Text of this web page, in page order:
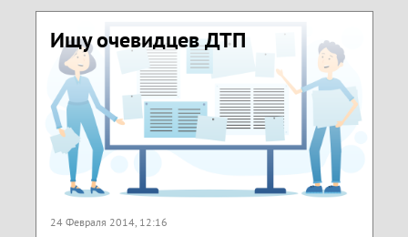
Ищу очевидцев ДТП
24 Февраля 2014, 12:16